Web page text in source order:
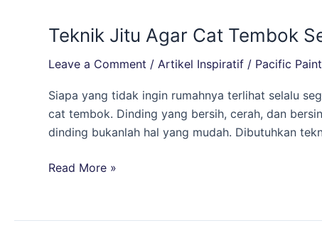
Teknik Jitu Agar Cat Tembok
Leave a Comment / Artikel Inspiratif / Pacific Paint
Siapa yang tidak ingin rumahnya terlihat selalu
cat tembok. Dinding yang bersih, cerah, dan
dinding bukanlah hal yang mudah. Dibutuhkan
Agar
Tembok
Selalu
Bersih,
Cerah,
Bersinar
Read More »